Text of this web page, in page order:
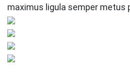
maximus ligula semper metus